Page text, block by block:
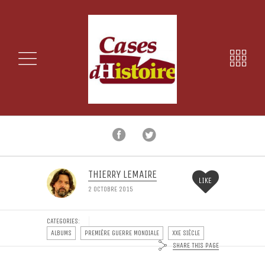
THIERRY LEMAIRE
2 OCTOBRE 2015
LIKE
CATEGORIES:
ALBUMS
PREMIÈRE GUERRE MONDIALE
XXE SIÈCLE
SHARE THIS PAGE